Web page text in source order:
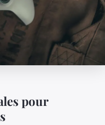
pour